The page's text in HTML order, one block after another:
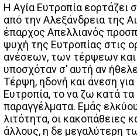
Η Αγία Ευτροπία εορτάζει
από την Αλεξάνδρεια της
έπαρχος Απελλιανός
ψυχή της Ευτροπίας στις
ανέσεων, των τέρψεων
υποσχόταν σ’ αυτή αν
Τέρψη, ηδονή και άνεση για
Ευτροπία, το να ζω κατά τα
παραγγέλματα. Εμάς
λιτότητα, οι κακοπάθειες
άλλους, η δε μεγαλύτερη